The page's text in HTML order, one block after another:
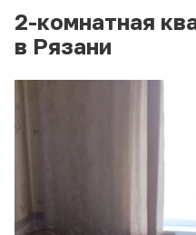
2-комнатная
в Рязани